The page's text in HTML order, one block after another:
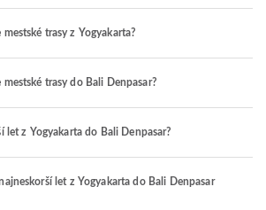
trasy z Yogyakarta?
trasy do Bali Denpasar?
z Yogyakarta do Bali Denpasar?
let z Yogyakarta do Bali Denpasar